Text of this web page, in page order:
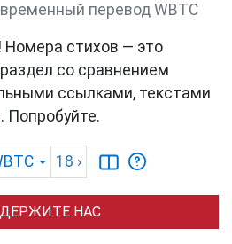
перевод WBTC
! Номера стихов — это
со сравнением
ссылками, текстами
Попробуйте.
18 ›
НАС